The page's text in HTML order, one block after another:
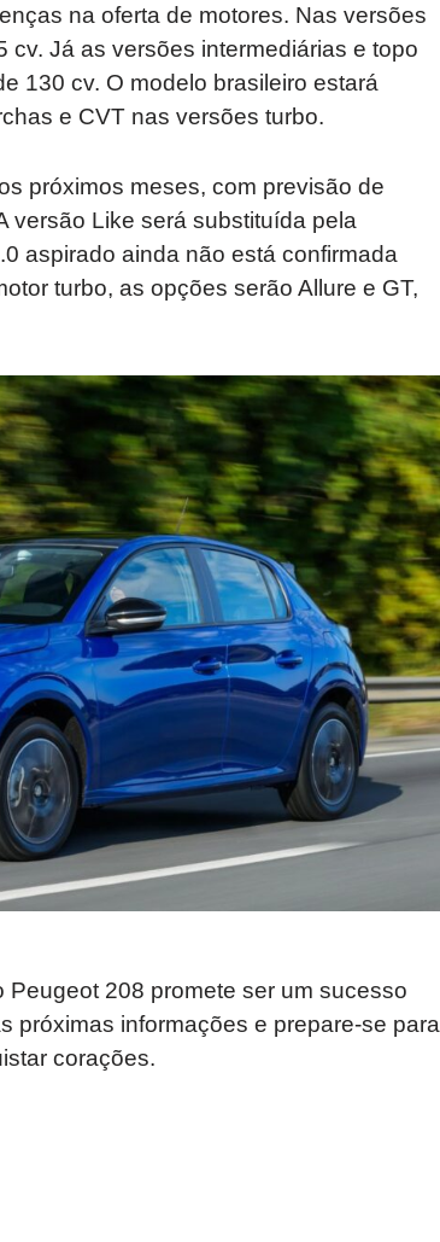
na oferta de motores. Nas versões
cv. Já as versões intermediárias e topo
130 cv. O modelo brasileiro estará
e CVT nas versões turbo.
próximos meses, com previsão de
versão Like será substituída pela
aspirado ainda não está confirmada
turbo, as opções serão Allure e GT,
208 promete ser um sucesso
próximas informações e prepare-se para
corações.